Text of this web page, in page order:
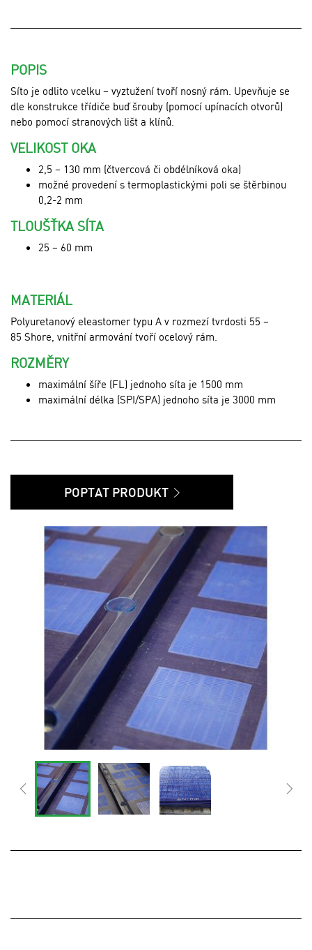
POPIS
Síto je odlito vcelku – vyztužení tvoří nosný rám. Upevňuje se
dle konstrukce třídiče buď šrouby (pomocí upínacích otvorů)
nebo pomocí stranových lišt a klínů.
VELIKOST OKA
2,5 – 130 mm (čtvercová či obdélníková oka)
možné provedení s termoplastickými poli se štěrbinou
0,2-2 mm
TLOUŠŤKA SÍTA
25 – 60 mm
MATERIÁL
Polyuretanový eleastomer typu A v rozmezí tvrdosti 55 –
85 Shore, vnitřní armování tvoří ocelový rám.
ROZMĚRY
maximální šíře (FL) jednoho síta je 1500 mm
maximální délka (SPI/SPA) jednoho síta je 3000 mm
POPTAT PRODUKT